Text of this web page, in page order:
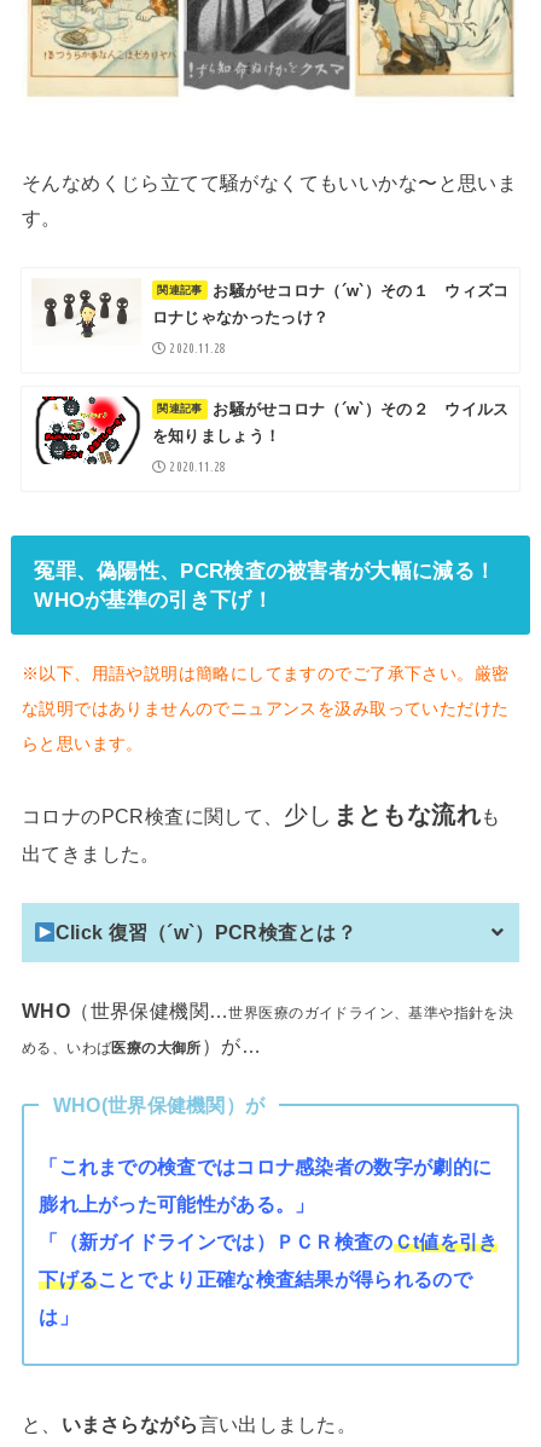
そんなめくじら立てて騒がなくてもいいかな〜と思いま
す。
お騒がせコロナ（´w`）その１ ウィズコ
ロナじゃなかったっけ？
2020.11.28
お騒がせコロナ（´w`）その２ ウイルス
を知りましょう！
2020.11.28
冤罪、偽陽性、PCR検査の被害者が大幅に減る！
WHOが基準の引き下げ！
※以下、用語や説明は簡略にしてますのでご了承下さい。厳密
な説明ではありませんのでニュアンスを汲み取っていただけた
らと思います。
コロナのPCR検査に関して、 少し まともな流れも
出てきました。
Click 復習（´w`）PCR検査とは？
WHO （世界保健機関…世界医療のガイドライン、基準や指針を決
める、いわば医療の大御所 ）が…
WHO(世界保健機関）が
「これまでの検査ではコロナ感染者の数字が劇的に
膨れ上がった可能性がある。」
「（新ガイドラインでは）ＰＣＲ検査のＣt値を引き
下げることでより正確な検査結果が得られるので
は」
と、 いまさらながら言い出しました。